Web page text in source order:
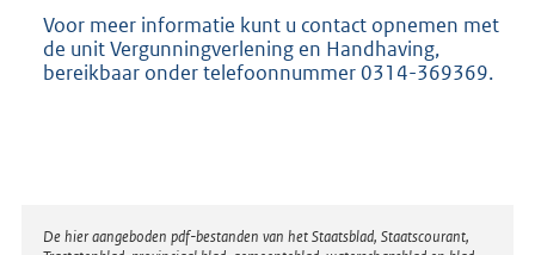
Voor meer informatie kunt u contact opnemen met
de unit Vergunningverlening en Handhaving,
bereikbaar onder telefoonnummer 0314-369369.
Disclaimer
De hier aangeboden pdf-bestanden van het Staatsblad, Staatscourant,